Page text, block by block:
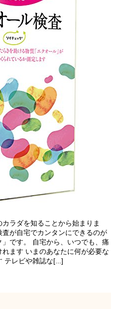
ラダを知ることから始まりま
が自宅でカンタンにできるのが
です。 自宅から、いつでも、痛
ます いまのあなたに何が必要な
テレビや雑誌な[...]